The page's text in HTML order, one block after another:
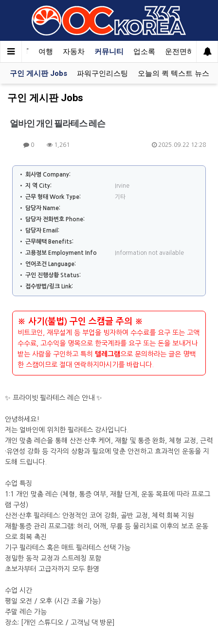
한국SAT 여행 자동차 커뮤니티 업소록 운전면허 문의
구인 게시판 Jobs 파워구인리스팅 오늘의 퀵 텍스트 뉴스
구인 게시판 Jobs
얼바인 개인 필라테스 레슨
0 1,261 2025.09.22 12:28
• 회사명 Company:
• 지 역 City:
Irvine
• 근무 형태 Work Type:
기타
• 담당자 Name:
• 담당자 전화번호 Phone:
• 담당자 Email:
• 근무혜택 Benefits:
• 고용정보 Employment Info
Information not available
• 언어조건 Language:
• 구인 진행상황 Status:
• 접수방법/링크 Link:
※ 사기(불법) 구인 스캠글 주의 ※
비트코인, 재무설계 등 부업을 빙자하여 수수료를 요구 또는 고액
수수료, 고수익을 명목으로 한국계좌를 요구 또는 돈을 보내거나
받는 사람을 구인하고 특히 텔레그램으로 문의하라는 글은 명백
한 스캠이므로 절대 연락하지마시기를 바랍니다.
✨ 프라이빗 필라테스 레슨 안내 ✨
안녕하세요!
저는 얼바인에 위치한 필라테스 강사입니다.
개인 맞춤 레슨을 통해 산전·산후 케어, 재활 및 통증 완화, 체형 교정, 근력
·유연성 강화 등 각자의 상황과 필요에 맞춘 안전하고 효과적인 운동을 지
도해 드립니다.
수업 특징
1:1 개인 맞춤 레슨 (체형, 통증 여부, 재활 단계, 운동 목표에 따라 프로그
램 구성)
산전·산후 필라테스: 안정적인 코어 강화, 골반 교정, 체력 회복 지원
재활·통증 관리 프로그램: 허리, 어깨, 무릎 등 물리치료 이후의 보조 운동
으로 회복 촉진
기구 필라테스 혹은 매트 필라테스 선택 가능
정밀한 동작 교정과 스트레칭 포함
초보자부터 고급자까지 모두 환영
수업 시간
평일 오전 / 오후 (시간 조율 가능)
주말 레슨 가능
장소: [개인 스튜디오 / 고객님 댁 방문]